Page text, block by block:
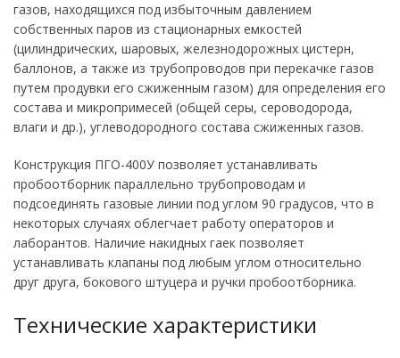
газов, находящихся под избыточным давлением
собственных паров из стационарных емкостей
(цилиндрических, шаровых, железнодорожных цистерн,
баллонов, а также из трубопроводов при перекачке газов
путем продувки его сжиженным газом) для определения его
состава и микропримесей (общей серы, сероводорода,
влаги и др.), углеводородного состава сжиженных газов.
Конструкция ПГО-400У позволяет устанавливать
пробоотборник параллельно трубопроводам и
подсоединять газовые линии под углом 90 градусов, что в
некоторых случаях облегчает работу операторов и
лаборантов. Наличие накидных гаек позволяет
устанавливать клапаны под любым углом относительно
друг друга, бокового штуцера и ручки пробоотборника.
Технические характеристики